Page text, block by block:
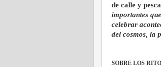
de calle y
importantes
celebrar
del cosmos, la
SOBRE LOS